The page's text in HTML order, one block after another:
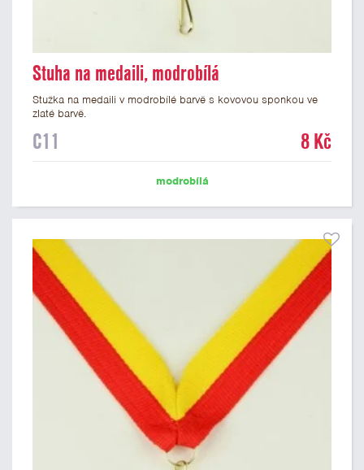
Stuha na medaili, modrobílá
Stužka na medaili v modrobílé barvě s kovovou sponkou ve
zlaté barvě.
C11 8 Kč
modrobílá